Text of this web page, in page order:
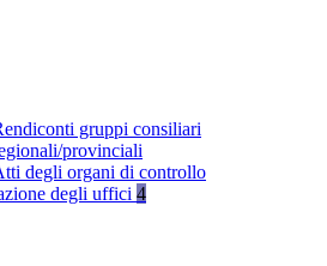
gruppi consiliari
provinciali
degli organi di controllo
degli uffici 4